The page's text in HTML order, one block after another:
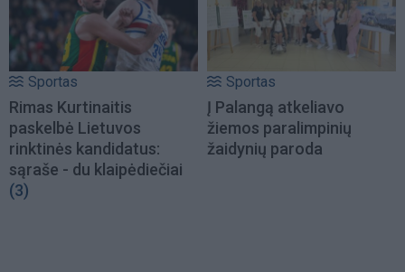
Sportas
Rimas Kurtinaitis
paskelbė Lietuvos
rinktinės kandidatus:
sąraše - du klaipėdiečiai
(3)
Sportas
Į Palangą atkeliavo
žiemos paralimpinių
žaidynių paroda